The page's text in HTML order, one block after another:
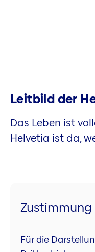
Leitbild der
Das Leben ist
Helvetia ist da,
Für die